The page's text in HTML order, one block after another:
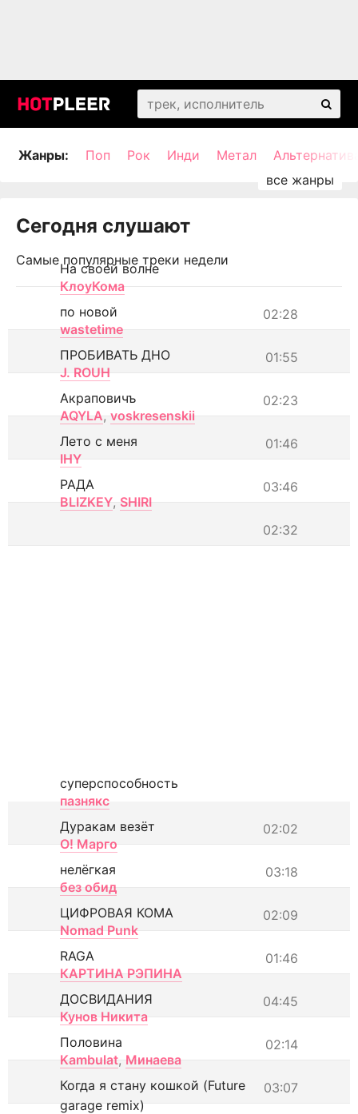
Жанры: Поп Рок Инди Метал
Сегодня слушают
Самые популярные треки недели
На своей волне
КлоуКома
02:28
по новой
wastetime
01:55
ПРОБИВАТЬ ДНО
J. ROUH
02:23
Акраповичъ
AQYLA, voskresenskii
01:46
Лето с меня
IHY
03:46
РАДА
BLIZKEY, SHIRI
02:32
суперспособность
пазнякс
02:02
Дуракам везёт
О! Марго
03:18
нелёгкая
без обид
02:09
ЦИФРОВАЯ КОМА
Nomad Punk
01:46
RAGA
КАРТИНА РЭПИНА
04:45
ДОСВИДАНИЯ
Кунов Никита
02:14
Половина
Kambulat, Минаева
03:07
Когда я стану кошкой (Future
garage remix)